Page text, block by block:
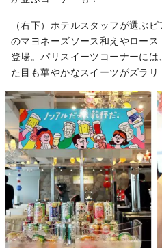
（右下）ホテルスタッフが選ぶ
のマヨネーズソース和えやロー
登場。パリスイーツコーナーに
た目も華やかなスイーツがズラリ